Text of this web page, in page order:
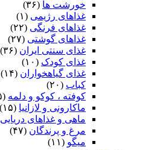
خورشت ها (۳۶)
غذاهای رژیمی (۱)
غذاهای فرنگی (۲۲)
غذاهای گوشتی (۲۷)
غذای سنتی ایران (۳۶)
غذای کودک (۱۰)
غذای گیاهخواران (۱۴)
کباب (۲۰)
کوفته ، کوکو و دلمه (۴۵)
ماکارونی و لازانیا (۱۵)
ماهی و غذاهای دریایی
مرغ و پرندگان (۴۷)
میگو (۱۱)